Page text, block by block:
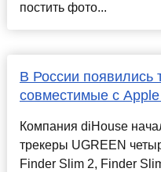
постить фото...
В России появились
совместимые с
Компания diHouse
трекеры UGREEN
Finder Slim 2, Finder